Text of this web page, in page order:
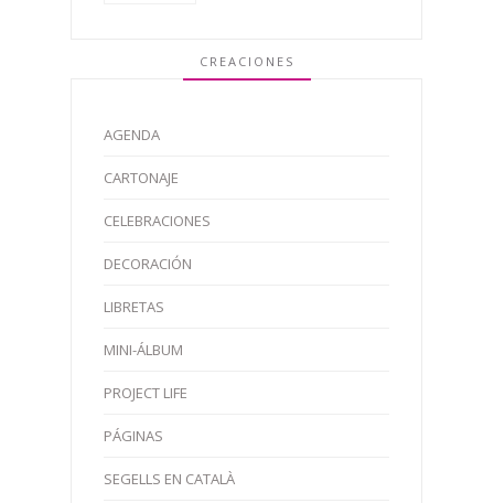
CREACIONES
AGENDA
CARTONAJE
CELEBRACIONES
DECORACIÓN
LIBRETAS
MINI-ÁLBUM
PROJECT LIFE
PÁGINAS
SEGELLS EN CATALÀ